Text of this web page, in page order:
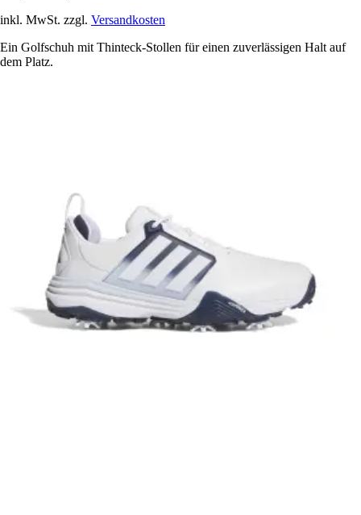
inkl. MwSt. zzgl. Versandkosten
Ein Golfschuh mit Thinteck-Stollen für einen zuverlässigen Halt auf
dem Platz.